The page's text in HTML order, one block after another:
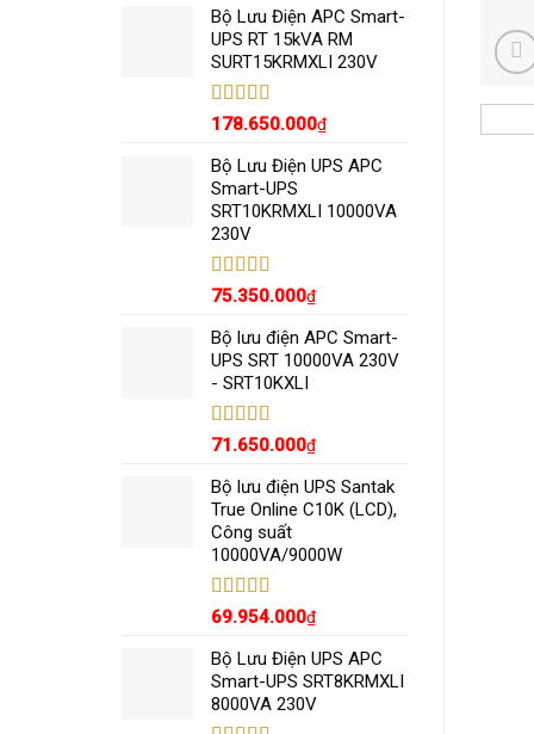
5 sao
Bộ Lưu Điện APC Smart-
UPS RT 15kVA RM
SURT15KRMXLI 230V
Được xếp
sao
178.650.000₫
Bộ Lưu Điện UPS APC
Smart-UPS
SRT10KRMXLI 10000VA
230V
Được xếp
sao
75.350.000₫
Bộ lưu điện APC Smart-
UPS SRT 10000VA 230V
- SRT10KXLI
Được xếp
sao
71.650.000₫
Bộ lưu điện UPS Santak
True Online C10K (LCD),
Công suất
10000VA/9000W
Được xếp
sao
69.954.000₫
Bộ Lưu Điện UPS APC
Smart-UPS SRT8KRMXLI
8000VA 230V